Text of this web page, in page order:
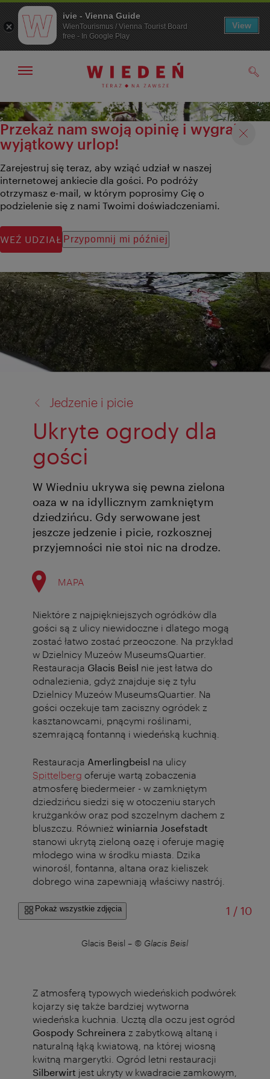
Przejdź
do
nawigacji
Przejdź
do
treści
Pokaż/ukryj
Przekaż nam swoją opinię i wygraj
wyjątkowy urlop!
Zarejestruj się teraz, aby wziąć udział w naszej
internetowej ankiecie dla gości. Po podróży
otrzymasz e-mail, w którym poprosimy Cię o
podzielenie się z nami Twoimi doświadczeniami.
WEŹ UDZIAŁ Przypomnij mi później
Jedzenie i picie
Ukryte ogrody dla
gości
W Wiedniu ukrywa się pewna zielona
oaza w na idyllicznym zamkniętym
dziedzińcu. Gdy serwowane jest
jeszcze jedzenie i picie, rozkosznej
przyjemności nie stoi nic na drodze.
MAPA
Niektóre z najpiękniejszych ogródków dla
gości są z ulicy niewidoczne i dlatego mogą
zostać łatwo zostać przeoczone. Na przykład
w Dzielnicy Muzeów MuseumsQuartier.
Restauracja Glacis Beisl nie jest łatwa do
odnalezienia, gdyż znajduje się z tyłu
Dzielnicy Muzeów MuseumsQuartier. Na
gości oczekuje tam zaciszny ogródek z
kasztanowcami, pnącymi roślinami,
szemrającą fontanną i wiedeńską kuchnią.
Restauracja Amerlingbeisl na ulicy
Spittelberg oferuje wartą zobaczenia
atmosferę biedermeier - w zamkniętym
dziedzińcu siedzi się w otoczeniu starych
krużganków oraz pod szczelnym dachem z
bluszczu. Również winiarnia Josefstadt
stanowi ukrytą zieloną oazę i oferuje magię
młodego wina w środku miasta. Dzika
winorośl, fontanna, altana oraz kieliszek
dobrego wina zapewniają właściwy nastrój.
Pokaż wszystkie zdjęcia 1 /od
10
Glacis Beisl – © Glacis Beisl
Z atmosferą typowych wiedeńskich podwórek
kojarzy się także bardziej wytworna
wiedeńska kuchnia. Ucztą dla oczu jest ogród
Gospody Schreinera z zabytkową altaną i
naturalną łąką kwiatową, na której wiosną
kwitną margerytki. Ogród letni restauracji
Silberwirt jest ukryty w kwadracie zamkowym,
ivie - Vienna Guide
WienTourismus / Vienna Tourist Board
free - In Google Play
View